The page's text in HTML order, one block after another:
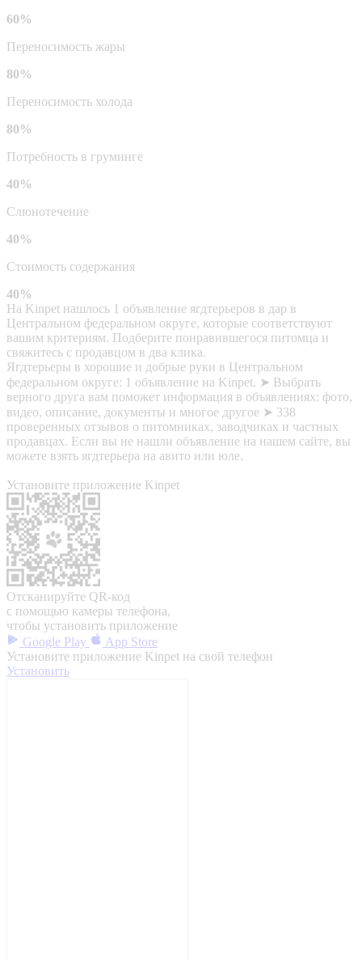
60%
Переносимость жары
80%
Переносимость холода
80%
Потребность в груминге
40%
Слюнотечение
40%
Стоимость содержания
40%
На Kinpet нашлось 1 объявление ягдтерьеров в дар в
Центральном федеральном округе, которые соответствуют
вашим критериям. Подберите понравившегося питомца и
свяжитесь с продавцом в два клика.
Ягдтерьеры в хорошие и добрые руки в Центральном
федеральном округе: 1 объявление на Kinpet. ➤ Выбрать
верного друга вам поможет информация в объявлениях: фото,
видео, описание, документы и многое другое ➤ 338
проверенных отзывов о питомниках, заводчиках и частных
продавцах. Если вы не нашли объявление на нашем сайте, вы
можете взять ягдтерьера на авито или юле.
Установите приложение Kinpet
Отсканируйте QR-код
с помощью камеры телефона,
чтобы установить приложение
Google Play
App Store
Установите приложение Kinpet на свой телефон
Установить